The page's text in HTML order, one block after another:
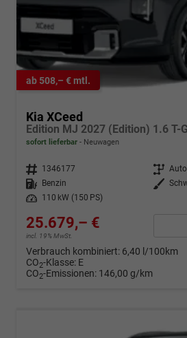
ab 508,– € mtl.
Kia XCeed
sofort lieferbar Neuwagen
Fahrzeugnr. 1346177 Getriebe
Kraftstoff
Benzin Außenfarbe
Leistung
110 kW (150 PS)
25.679,– €
incl. 19% MwSt.
Verbrauch kombiniert: 6,40 l/100km
CO2-Klasse: E
CO2-Emissionen: 146,00 g/km